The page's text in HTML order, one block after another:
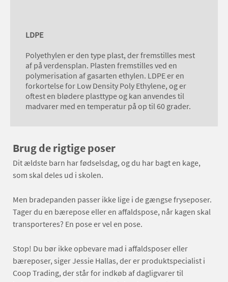
LDPE
Polyethylen er den type plast, der fremstilles mest
af på verdensplan. Plasten fremstilles ved en
polymerisation af gasarten ethylen. LDPE er en
forkortelse for Low Density Poly Ethylene, og er
oftest en blødere plasttype og kan anvendes til
madvarer med en temperatur på op til 60 grader.
Brug de rigtige poser
Dit ældste barn har fødselsdag, og du har bagt en kage,
som skal deles ud i skolen.
Men bradepanden passer ikke lige i de gængse fryseposer.
Tager du en bærepose eller en affaldspose, når kagen skal
transporteres? En pose er vel en pose.
Stop! Du bør ikke opbevare mad i affaldsposer eller
bæreposer, siger Jessie Hallas, der er produktspecialist i
Coop Trading, der står for indkøb af dagligvarer til